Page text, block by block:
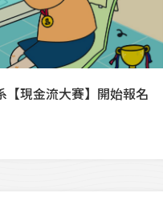
【現金流大賽】開始報名